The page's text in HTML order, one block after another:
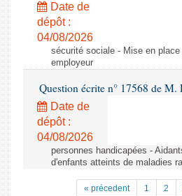
Date de
dépôt :
04/08/2026
sécurité sociale - Mise en
employeur
Question écrite n° 17568 de M.
Date de
dépôt :
04/08/2026
personnes handicapées -
d'enfants atteints de maladies
« précedent 1 2